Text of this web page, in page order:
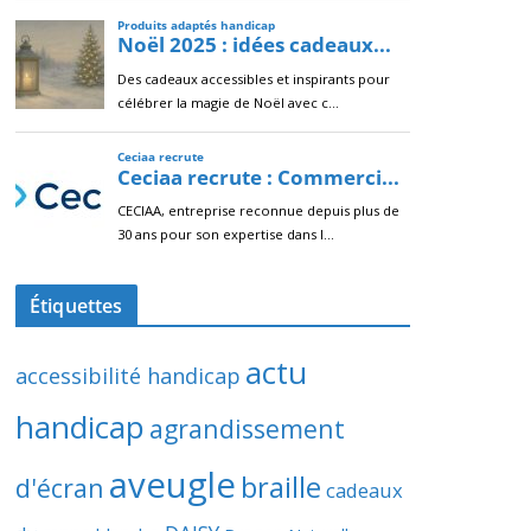
Étiquettes
accessibilité handicap actu
handicap agrandissement
d'écran aveugle braille cadeaux